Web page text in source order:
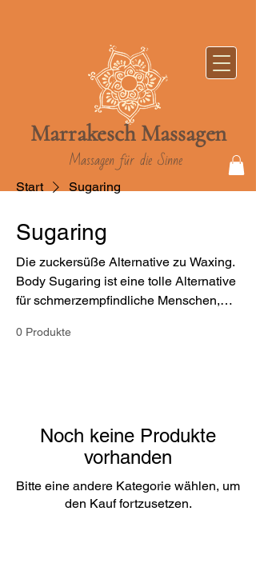
Marrakesch Massagen
Massagen für die Sinne
Start Sugaring
Sugaring
Die zuckersüße Alternative zu Waxing.
Body Sugaring ist eine tolle Alternative
für schmerzempfindliche Menschen,
genießen möchten.
0 Produkte
Noch keine Produkte
vorhanden
Bitte eine andere Kategorie wählen, um
den Kauf fortzusetzen.